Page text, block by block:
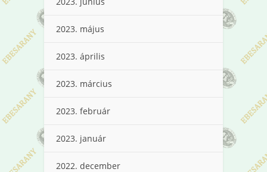
2023. május
2023. április
2023. március
2023. február
2023. január
2022. december